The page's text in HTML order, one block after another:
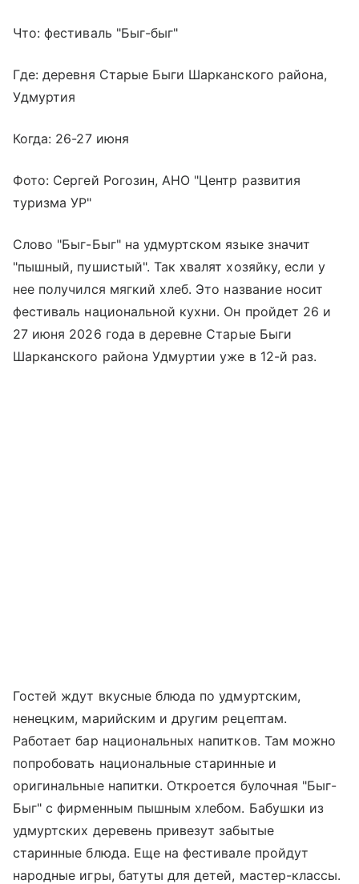
Что: фестиваль "Быг-быг"
Где: деревня Старые Быги Шарканского района,
Удмуртия
Когда: 26-27 июня
Фото: Сергей Рогозин, АНО "Центр развития
туризма УР"
Слово "Быг-Быг" на удмуртском языке значит
"пышный, пушистый". Так хвалят хозяйку, если у
нее получился мягкий хлеб. Это название носит
фестиваль национальной кухни. Он пройдет 26 и
27 июня 2026 года в деревне Старые Быги
Шарканского района Удмуртии уже в 12-й раз.
Гостей ждут вкусные блюда по удмуртским,
ненецким, марийским и другим рецептам.
Работает бар национальных напитков. Там можно
попробовать национальные старинные и
оригинальные напитки. Откроется булочная "Быг-
Быг" с фирменным пышным хлебом. Бабушки из
удмуртских деревень привезут забытые
старинные блюда. Еще на фестивале пройдут
народные игры, батуты для детей, мастер-классы.